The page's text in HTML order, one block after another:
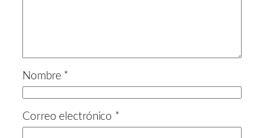
Nombre *
Correo electrónico *